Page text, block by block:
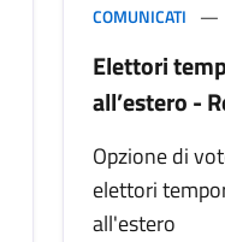
COMUNICATI
Elettori
all’estero -
Opzione di
elettori
all'estero